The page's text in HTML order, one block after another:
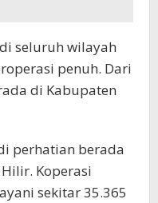
seluruh wilayah
penuh. Dari
di Kabupaten
perhatian berada
Koperasi
sekitar 35.365